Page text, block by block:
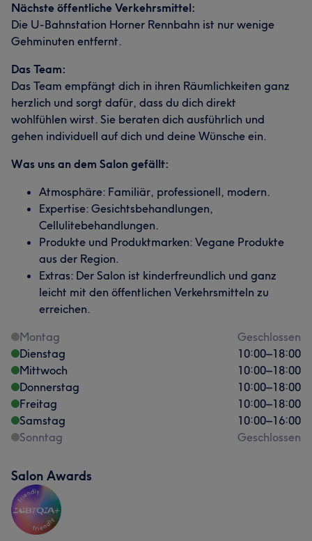
Was unsere Kunden über Silan sagen
Herzlich 6 Sympathisch 6
Nächste öffentliche Verkehrsmittel:
Die U-Bahnstation Horner Rennbahn ist nur wenige
Gehminuten entfernt.
Das Team:
Das Team empfängt dich in ihren Räumlichkeiten ganz
herzlich und sorgt dafür, dass du dich direkt
wohlfühlen wirst. Sie beraten dich ausführlich und
gehen individuell auf dich und deine Wünsche ein.
Was uns an dem Salon gefällt:
Atmosphäre: Familiär, professionell, modern.
Expertise: Gesichtsbehandlungen,
Cellulitebehandlungen.
Produkte und Produktmarken: Vegane Produkte
aus der Region.
Extras: Der Salon ist kinderfreundlich und ganz
leicht mit den öffentlichen Verkehrsmitteln zu
erreichen.
Montag
Geschlossen
Dienstag
10:00–18:00
Mittwoch
10:00–18:00
Donnerstag
10:00–18:00
Freitag
10:00–18:00
Samstag
10:00–16:00
Sonntag
Geschlossen
Salon Awards